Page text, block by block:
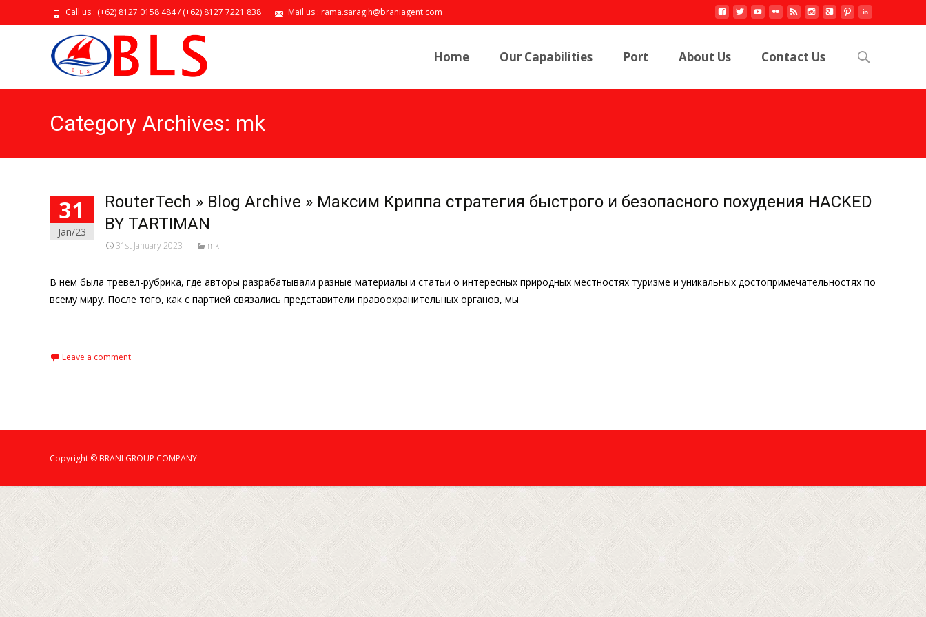
Call us : (+62) 8127 0158 484 / (+62) 8127 7221 838 Mail us : rama.saragih@braniagent.com
Home Our Capabilities Port About Us Contact Us
Search
Category Archives: mk
31
Jan/23
RouterTech » Blog Archive » Максим Криппа стратегия быстрого и безопасного похудения HACKED
BY TARTIMAN
31st January 2023 mk
В нем была тревел-рубрика, где авторы разрабатывали разные материалы и статьи о интересных природных местностях туризме и уникальных достопримечательностях по
всему миру. После того, как с партией связались представители правоохранительных органов, мы
Leave a comment
Copyright © BRANI GROUP COMPANY